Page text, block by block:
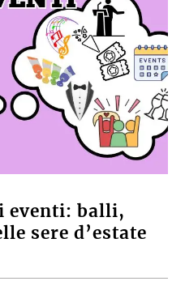
eventi: balli,
sere d’estate